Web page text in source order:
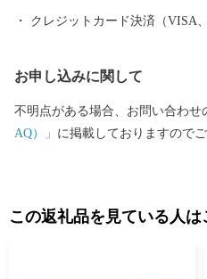
クレジットカード決済（VISA
お申し込みに関して
不明点がある場合、お問い合わせ
AQ）」 に掲載しておりますので
この返礼品を見ている人